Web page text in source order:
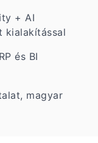
+ AI
kialakítással
és BI
magyar